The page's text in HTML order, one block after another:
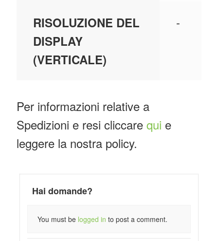
RISOLUZIONE DEL
DISPLAY
(VERTICALE)
-
Per informazioni relative a
Spedizioni e resi cliccare qui e
leggere la nostra policy.
Hai domande?
You must be logged in to post a comment.